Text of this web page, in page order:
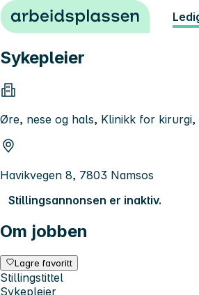
Hopp til innhold
Sykepleier
Øre, nese og hals, Klinikk for kirurgi,
Havikvegen 8, 7803 Namsos
Stillingsannonsen er inaktiv.
Om jobben
Lagre favoritt
Stillingstittel
Sykepleier